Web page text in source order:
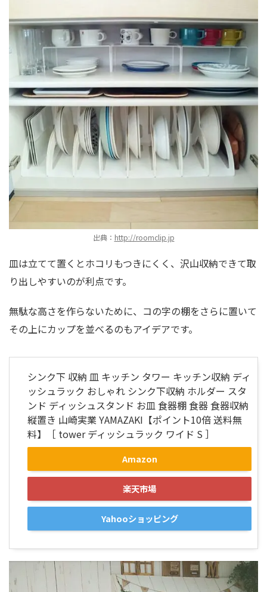
出典： http://roomclip.jp
皿は立てて置くとホコリもつきにくく、沢山収納できて取
り出しやすいのが利点です。
無駄な高さを作らないために、コの字の棚をさらに置いて
その上にカップを並べるのもアイデアです。
シンク下 収納 皿 キッチン タワー キッチン収納 ディ
ッシュラック おしゃれ シンク下収納 ホルダー スタ
ンド ディッシュスタンド お皿 食器棚 食器 食器収納
縦置き 山崎実業 YAMAZAKI【ポイント10倍 送料無
料】［ tower ディッシュラック ワイド S ］
Amazon
楽天市場
Yahooショッピング